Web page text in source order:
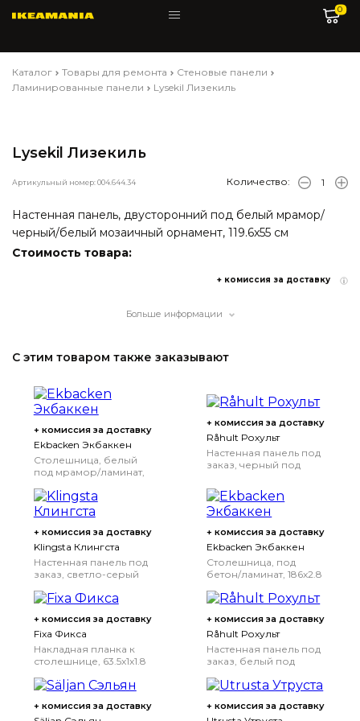
0
Каталог Товары для ремонта
Стеновые панели
Ламинированные панели
Lysekil Лизекиль
Lysekil Лизекиль
Артикульный номер: 004.644.34 Количество:
Настенная панель, двусторонний под белый мрамор/
черный/белый мозаичный орнамент, 119.6x55 см
Стоимость товара:
+ комиссия за доставку
Больше информации
С этим товаром также заказывают
+ комиссия за доставку
Ekbacken Экбаккен
Столешница, белый
под мрамор/ламинат,
+ комиссия за доставку
Råhult Рохульт
Настенная панель под
заказ, черный под
см
+ комиссия за доставку
Klingsta Клингста
Настенная панель под
заказ, светло-серый
м²x1.2 см
+ комиссия за доставку
Ekbacken Экбаккен
Столешница, под
бетон/ламинат, 186x2.8
+ комиссия за доставку
Fixa Фикса
Накладная планка к
столешнице, 63.5x1x1.8
+ комиссия за доставку
Råhult Рохульт
Настенная панель под
заказ, белый под
см
+ комиссия за доставку + комиссия за доставку